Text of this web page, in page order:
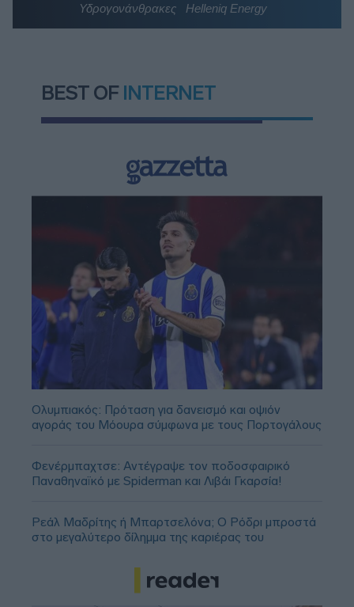
Υδρογονάνθρακες Helleniq Energy
BEST OF INTERNET
Ολυμπιακός: Πρόταση για δανεισμό και οψιόν
αγοράς του Μόουρα σύμφωνα με τους Πορτογάλους
Φενέρμπαχτσε: Αντέγραψε τον ποδοσφαιρικό
Παναθηναϊκό με Spiderman και Λιβάι Γκαρσία!
Ρεάλ Μαδρίτης ή Μπαρτσελόνα; Ο Ρόδρι μπροστά
στο μεγαλύτερο δίλημμα της καριέρας του